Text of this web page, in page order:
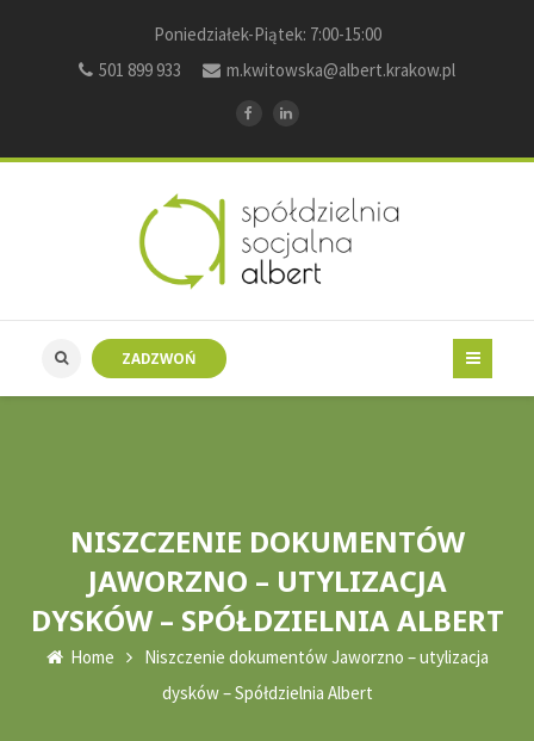
Poniedziałek-Piątek: 7:00-15:00
501 899 933
m.kwitowska@albert.krakow.pl
ZADZWOŃ
NISZCZENIE DOKUMENTÓW
JAWORZNO – UTYLIZACJA
DYSKÓW – SPÓŁDZIELNIA ALBERT
Home
Niszczenie dokumentów Jaworzno – utylizacja
dysków – Spółdzielnia Albert